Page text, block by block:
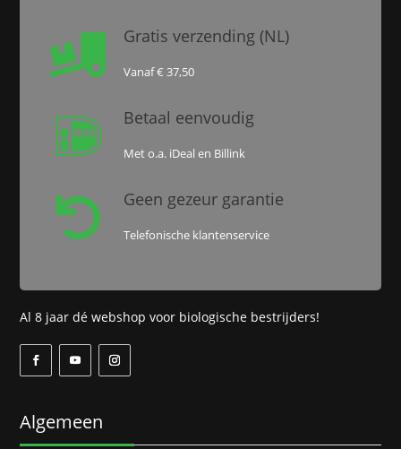
 Gratis verzending (NL)
Vanaf € 37,50
 Betaal eenvoudig
Met o.a. iDeal en Billink
 Geen gezeur garantie
Telefonische klantenservice
Al 8 jaar dé webshop voor biologische bestrijders!
Algemeen